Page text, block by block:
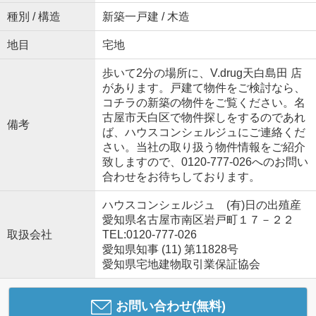
種別 / 構造 新築一戸建 / 木造
地目 宅地
備考
歩いて2分の場所に、V.drug天白島田 店
があります。戸建て物件をご検討なら、
コチラの新築の物件をご覧ください。名
古屋市天白区で物件探しをするのであれ
ば、ハウスコンシェルジュにご連絡くだ
さい。当社の取り扱う物件情報をご紹介
致しますので、0120-777-026へのお問い
合わせをお待ちしております。
取扱会社
ハウスコンシェルジュ (有)日の出殖産
愛知県名古屋市南区岩戸町１７－２２
TEL:0120-777-026
愛知県知事 (11) 第11828号
愛知県宅地建物取引業保証協会
お問い合わせ(無料)